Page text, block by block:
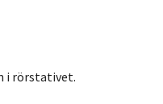
i rörstativet.